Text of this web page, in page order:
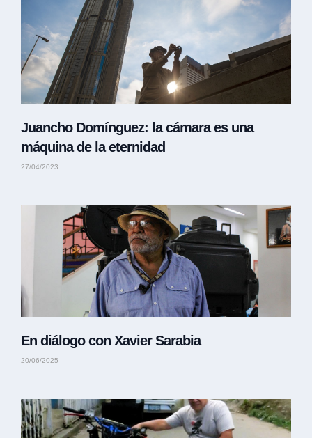
Juancho Domínguez: la cámara es una
máquina de la eternidad
27/04/2023
En diálogo con Xavier Sarabia
20/06/2025